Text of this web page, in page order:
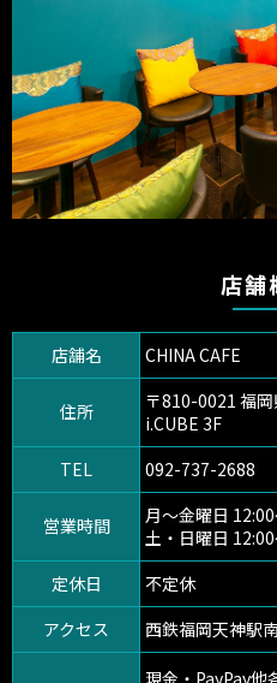
店舗
店舗名 CHINA CAFE
住所
〒810-0021 福
i.CUBE 3F
TEL
092-737-2688
営業時間
月～金曜日
土・日曜日
定休日
不定休
アクセス
西鉄福岡天神駅